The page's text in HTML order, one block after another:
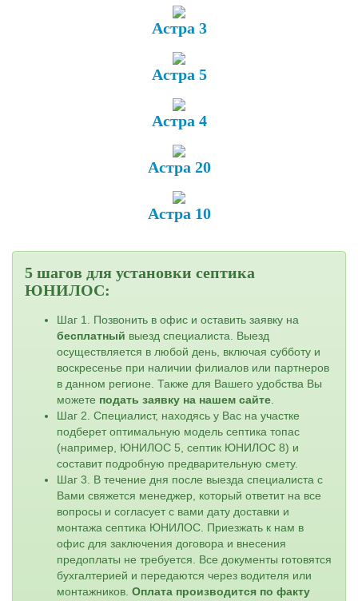
Астра 3
Астра 5
Астра 4
Астра 20
Астра 10
5 шагов для установки септика
ЮНИЛОС:
Шаг 1. Позвонить в офис и оставить заявку на
бесплатный выезд специалиста. Выезд
осуществляется в любой день, включая субботу и
воскресенье при наличии филиалов или партнеров
в данном регионе. Также для Вашего удобства Вы
можете подать заявку на нашем сайте
Шаг 2. Специалист, находясь у Вас на участке
подберет оптимальную модель септика топас
(например, ЮНИЛОС 5, септик ЮНИЛОС 8) и
составит подробную предварительную смету.
Шаг 3. В течение дня после выезда специалиста с
Вами свяжется менеджер, который ответит на все
вопросы и согласует с вами дату доставки и
монтажа септика ЮНИЛОС. Приезжать к нам в
офис для заключения договора и внесения
предоплаты не требуется. Все документы готовятся
бухгалтерией и передаются через водителя или
монтажников. Оплата производится по факту